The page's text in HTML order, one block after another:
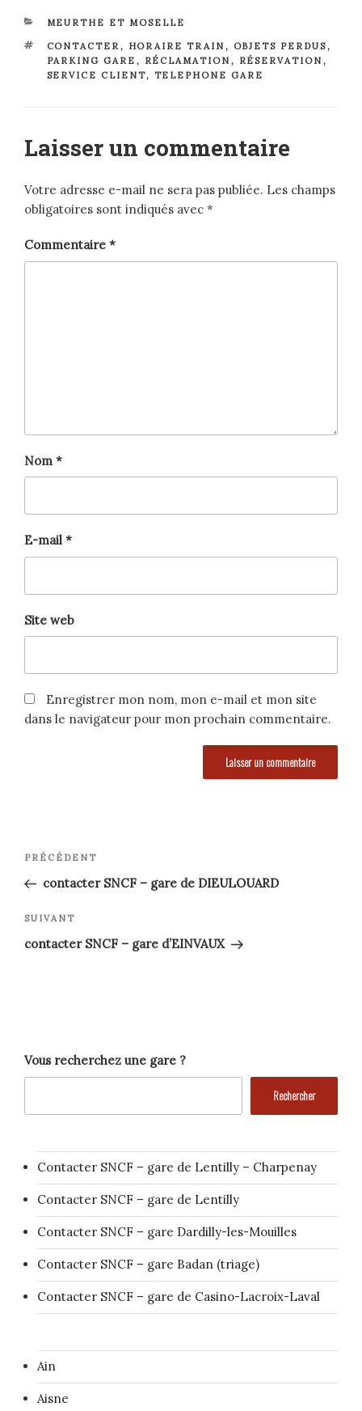
CATÉGORIES
MEURTHE ET MOSELLE
ÉTIQUETTES
CONTACTER, HORAIRE TRAIN , OBJETS PERDUS,
PARKING GARE , RÉCLAMATION , RÉSERVATION ,
SERVICE CLIENT, TELEPHONE GARE
Laisser un commentaire
Votre adresse e-mail ne sera pas publiée. Les champs
obligatoires sont indiqués avec *
Commentaire *
Nom *
E-mail *
Site web
Enregistrer mon nom, mon e-mail et mon site
dans le navigateur pour mon prochain commentaire.
Navigation
de
l’article
Article
précédent
PRÉCÉDENT
contacter SNCF – gare de DIEULOUARD
Article
suivant
SUIVANT
contacter SNCF – gare d’EINVAUX
Vous recherchez une gare ?
Rechercher
Contacter SNCF – gare de Lentilly – Charpenay
Contacter SNCF – gare de Lentilly
Contacter SNCF – gare Dardilly-les-Mouilles
Contacter SNCF – gare Badan (triage)
Contacter SNCF – gare de Casino-Lacroix-Laval
Ain
Aisne